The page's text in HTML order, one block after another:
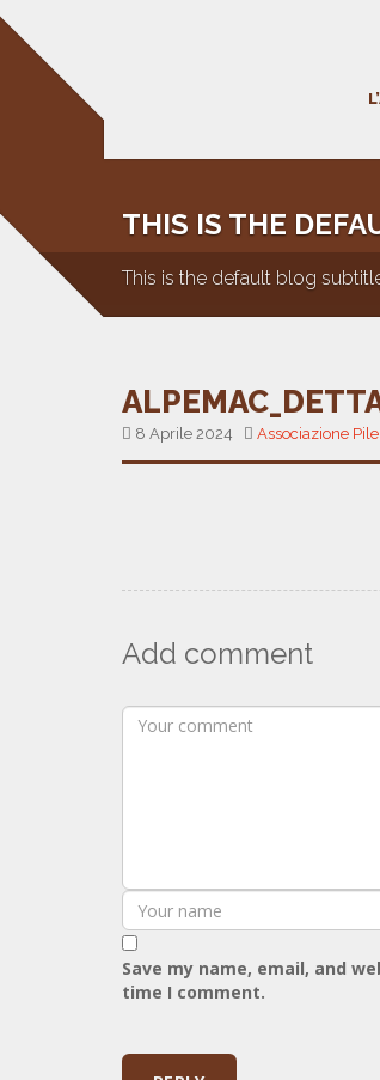
THIS IS THE
This is the default blog
8 Aprile 2024 Associazione Pile
Add comment
Save my name, email, and
time I comment.